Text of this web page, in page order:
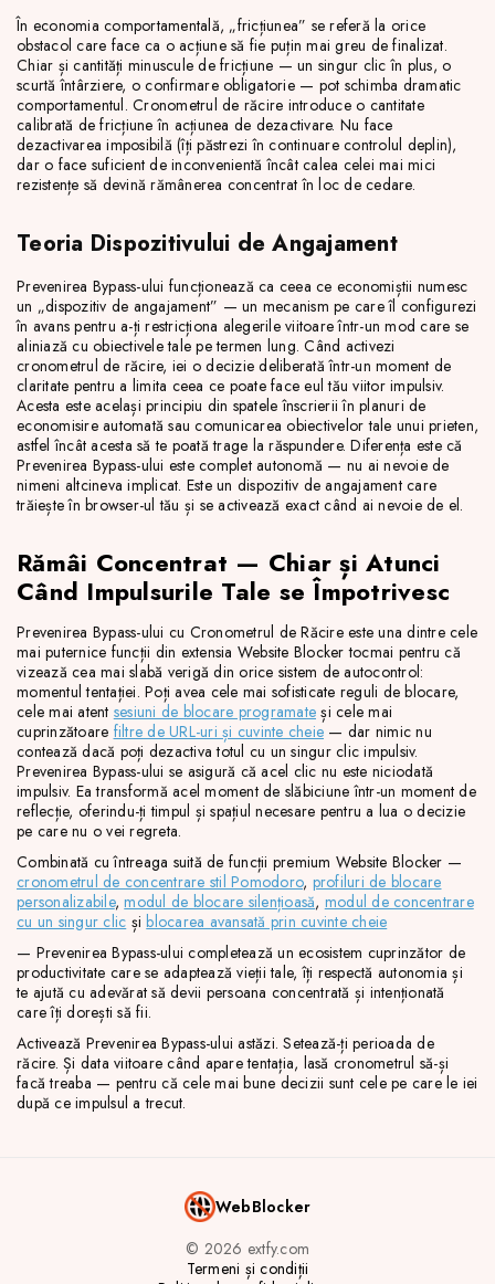
În economia comportamentală, „fricțiunea” se referă la orice
obstacol care face ca o acțiune să fie puțin mai greu de finalizat.
Chiar și cantități minuscule de fricțiune — un singur clic în plus, o
scurtă întârziere, o confirmare obligatorie — pot schimba dramatic
comportamentul. Cronometrul de răcire introduce o cantitate
calibrată de fricțiune în acțiunea de dezactivare. Nu face
dezactivarea imposibilă (îți păstrezi în continuare controlul deplin),
dar o face suficient de inconvenientă încât calea celei mai mici
rezistențe să devină rămânerea concentrat în loc de cedare.
Teoria Dispozitivului de Angajament
Prevenirea Bypass-ului funcționează ca ceea ce economiștii numesc
un „dispozitiv de angajament” — un mecanism pe care îl configurezi
în avans pentru a-ți restricționa alegerile viitoare într-un mod care se
aliniază cu obiectivele tale pe termen lung. Când activezi
cronometrul de răcire, iei o decizie deliberată într-un moment de
claritate pentru a limita ceea ce poate face eul tău viitor impulsiv.
Acesta este același principiu din spatele înscrierii în planuri de
economisire automată sau comunicarea obiectivelor tale unui prieten,
astfel încât acesta să te poată trage la răspundere. Diferența este că
Prevenirea Bypass-ului este complet autonomă — nu ai nevoie de
nimeni altcineva implicat. Este un dispozitiv de angajament care
trăiește în browser-ul tău și se activează exact când ai nevoie de el.
Rămâi Concentrat — Chiar și Atunci
Când Impulsurile Tale se Împotrivesc
Prevenirea Bypass-ului cu Cronometrul de Răcire este una dintre cele
mai puternice funcții din extensia Website Blocker tocmai pentru că
vizează cea mai slabă verigă din orice sistem de autocontrol:
momentul tentației. Poți avea cele mai sofisticate reguli de blocare,
cele mai atent sesiuni de blocare programate și cele mai
cuprinzătoare filtre de URL-uri și cuvinte cheie — dar nimic nu
contează dacă poți dezactiva totul cu un singur clic impulsiv.
Prevenirea Bypass-ului se asigură că acel clic nu este niciodată
impulsiv. Ea transformă acel moment de slăbiciune într-un moment de
reflecție, oferindu-ți timpul și spațiul necesare pentru a lua o decizie
pe care nu o vei regreta.
Combinată cu întreaga suită de funcții premium Website Blocker —
cronometrul de concentrare stil Pomodoro, profiluri de blocare
personalizabile,modul de blocare silențioasă, modul de concentrare
cu un singur clic șiblocarea avansată prin cuvinte cheie
— Prevenirea Bypass-ului completează un ecosistem cuprinzător de
productivitate care se adaptează vieții tale, îți respectă autonomia și
te ajută cu adevărat să devii persoana concentrată și intenționată
care îți dorești să fii.
Activează Prevenirea Bypass-ului astăzi. Setează-ți perioada de
răcire. Și data viitoare când apare tentația, lasă cronometrul să-și
facă treaba — pentru că cele mai bune decizii sunt cele pe care le iei
după ce impulsul a trecut.
WebBlocker
© 2026 extfy.com
Termeni și condiții